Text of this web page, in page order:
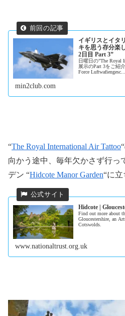
イギリスとイタ
キを思う存分楽
2日目 Part 3”
日曜日の"The Royal
展示のPart 3をご
Force Luftwafiengesc...
min2club.com
“The Royal International Air Tattoo
向かう途中、毎年欠かさず行っ
デン “Hidcote Manor Garden“に立
Hidcote |
Find out more about
Gloucestershire, an
Cotswolds.
www.nationaltrust.org.uk